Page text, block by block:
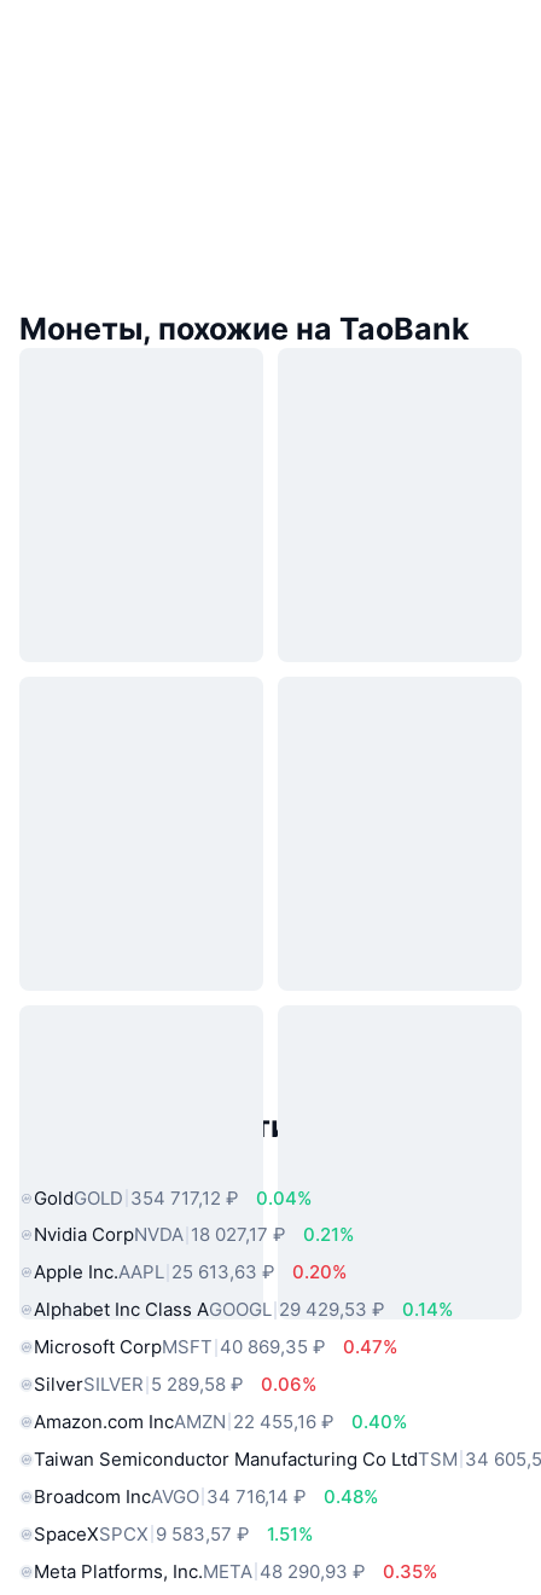
Монеты, похожие на TaoBank
Популярные активы реального
GoldGOLD 354 717,12 ₽
0.04%
Nvidia CorpNVDA 18 027,17 ₽
0.21%
Apple Inc.AAPL 25 613,63 ₽
0.20%
Alphabet Inc Class AGOOGL 29 429,53 ₽
0.14%
Microsoft CorpMSFT 40 869,35 ₽
0.47%
SilverSILVER 5 289,58 ₽
0.06%
Amazon.com IncAMZN 22 455,16 ₽
0.40%
Taiwan Semiconductor Manufacturing Co LtdTSM 34
Broadcom IncAVGO 34 716,14 ₽
0.48%
SpaceXSPCX 9 583,57 ₽
1.51%
Meta Platforms, Inc.META 48 290,93 ₽
0.35%